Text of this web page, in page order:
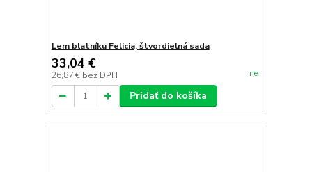
Lem blatníku Felicia, štvordielná sada
33,04 €
26,87 € bez DPH ne
Pridať do košíka